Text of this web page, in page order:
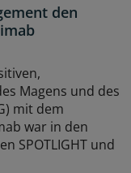
den
Magens und des
mit dem
war in den
SPOTLIGHT und